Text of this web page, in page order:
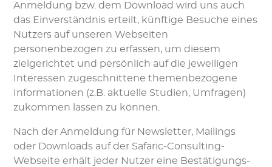
Anmeldung bzw. dem Download wird uns auch
das Einverständnis erteilt, künftige Besuche eines
Nutzers auf unseren Webseiten
personenbezogen zu erfassen, um diesem
zielgerichtet und persönlich auf die jeweiligen
Interessen zugeschnittene themenbezogene
Informationen (z.B. aktuelle Studien, Umfragen)
zukommen lassen zu können.
Nach der Anmeldung für Newsletter, Mailings
oder Downloads auf der Safaric-Consulting-
Webseite erhält jeder Nutzer eine Bestätigungs-